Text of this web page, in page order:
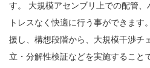
す。 大規模アセンブリ上での配管
トレスなく快適に行う事ができます
援し、構想段階から、大規模干渉チ
立・分解性検証などを実施すること